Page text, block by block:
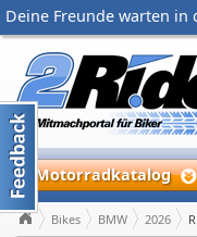
Deine Freunde warten in
Motorradkatalog
Bikes BMW 2026